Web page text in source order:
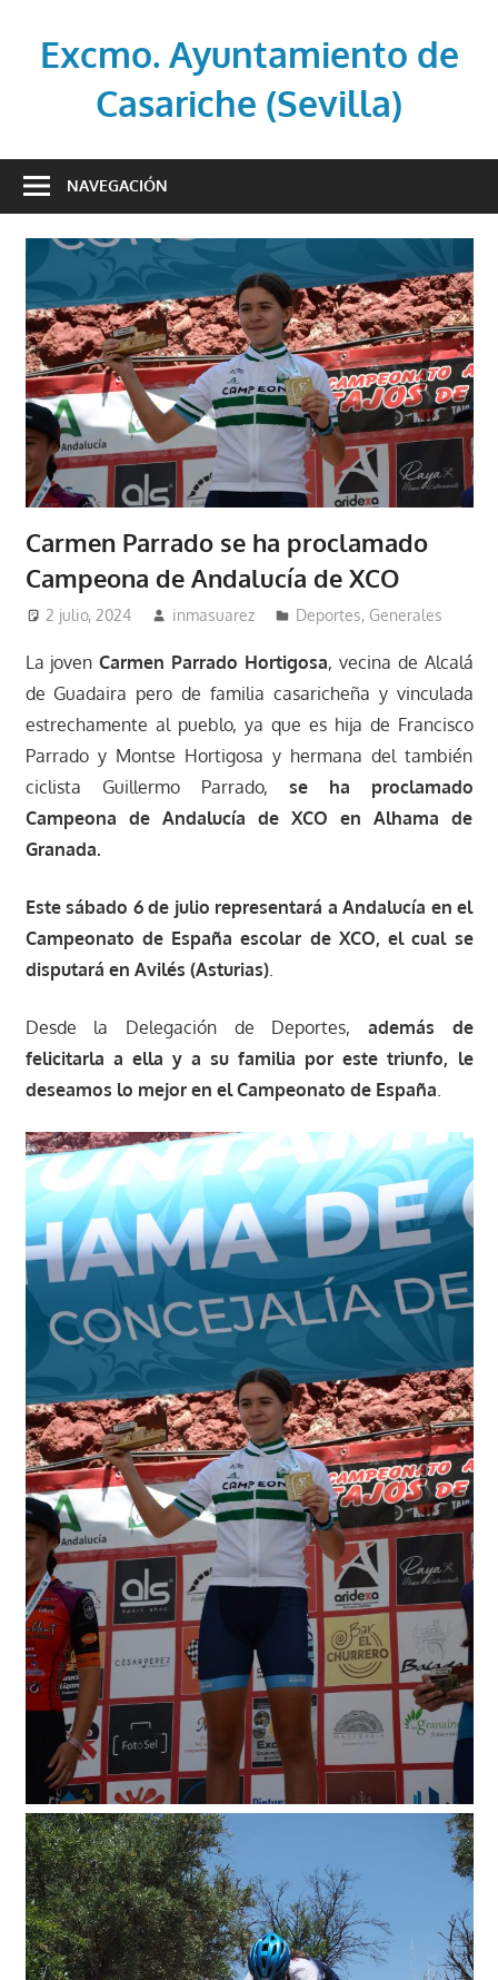
contenidoExcmo. Ayuntamiento de
Casariche (Sevilla)
oficial
Ayuntamiento
de
Casariche
(Sevilla)
NAVEGACIÓN
Carmen Parrado se ha proclamado
Campeona de Andalucía de XCO
2 julio, 2024 inmasuarez Deportes, Generales
La jovenCarmen Parrado Hortigosa, vecina de Alcalá
de Guadaira pero de familia casaricheña y vinculada
estrechamente al pueblo, ya que es hija de Francisco
Parrado y Montse Hortigosa y hermana del también
ciclista Guillermo Parrado, se ha proclamado
Campeona de Andalucía de XCO en Alhama de
Granada.
Este sábado 6 de julio representará a Andalucía en el
Campeonato de España escolar de XCO, el cual se
disputará en Avilés (Asturias).
Desde la Delegación de Deportes, además de
felicitarla a ella y a su familia por este triunfo, le
deseamos lo mejor en el Campeonato de España.